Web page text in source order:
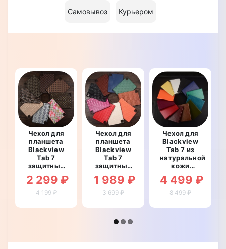
Самовывоз Курьером
Чехол для
планшета
Blackview
Tab 7
защитный
противоударный
со
вставкой
натуральной
2 299 ₽
4 199 ₽
Чехол для
планшета
Blackview
Tab 7
защитный
противоударный
со
вставкой
натуральной
"LEATHERWEAVE"
1 989 ₽
3 699 ₽
Чехол для
Blackview
Tab 7 из
натуральной
кожи
противоударный
влагостойкий
книжка с
"EQUINOX"
4 499 ₽
8 499 ₽